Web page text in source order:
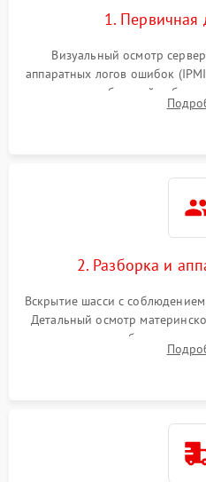
Влага и внешные
1. Первичная
Визуальный осмотр
аппаратных логов ошибок
питания и базовой
корпуса для
2. Разборка и
Вскрытие шасси с
Детальный осмотр
контроллеров и блоков
повреждений,